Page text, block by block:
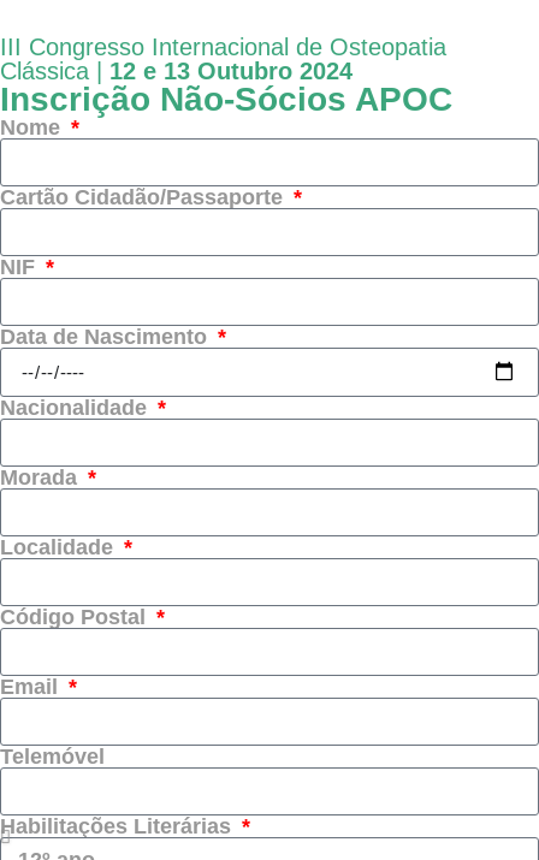
III Congresso Internacional de Osteopatia
Clássica | 12 e 13 Outubro 2024
Inscrição Não-Sócios APOC
Nome
Cartão Cidadão/Passaporte
NIF
Data de Nascimento
Nacionalidade
Morada
Localidade
Código Postal
Email
Telemóvel
Habilitações Literárias